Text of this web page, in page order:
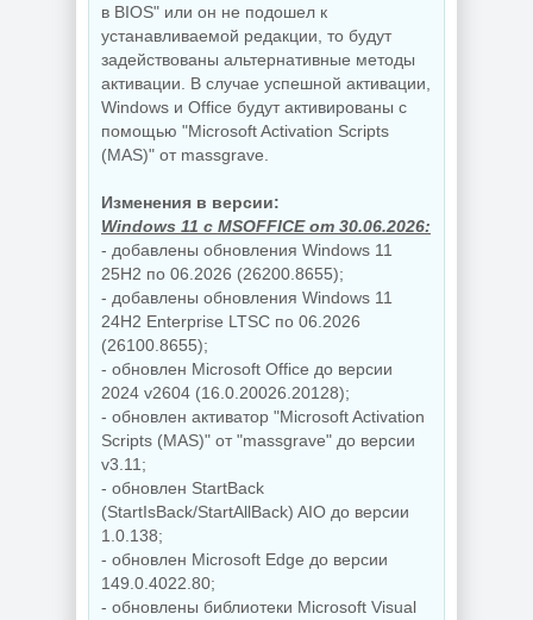
в BIOS" или он не подошел к
устанавливаемой редакции, то будут
задействованы альтернативные методы
активации. В случае успешной активации,
Windows и Office будут активированы с
помощью "Microsoft Activation Scripts
(MAS)" от massgrave.
Изменения в версии:
Windows 11 c MSOFFICE от 30.06.2026:
- добавлены обновления Windows 11
25H2 по 06.2026 (26200.8655);
- добавлены обновления Windows 11
24H2 Enterprise LTSC по 06.2026
(26100.8655);
- обновлен Microsoft Office до версии
2024 v2604 (16.0.20026.20128);
- обновлен активатор "Microsoft Activation
Scripts (MAS)" от "massgrave" до версии
v3.11;
- обновлен StartBack
(StartIsBack/StartAllBack) AIO до версии
1.0.138;
- обновлен Microsoft Edge до версии
149.0.4022.80;
- обновлены библиотеки Microsoft Visual